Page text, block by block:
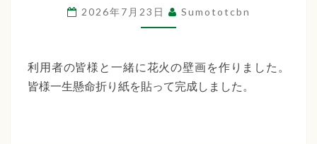
ン
作
成
2026年7月23日 Sumototcbn
利用者の皆様と一緒に花火の壁画を作りました。
皆様一生懸命折り紙を貼って完成しました。